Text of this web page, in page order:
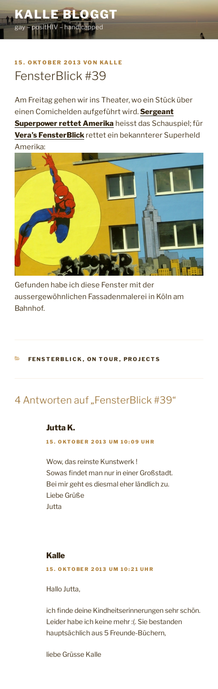
Inhalt
springen
KALLE BLOGGT
gay – positHIV – handicapped
VERÖFFENTLICHT
AM
15. OKTOBER 2013 VON KALLE
FensterBlick #39
Am Freitag gehen wir ins Theater, wo ein Stück über
einen Comichelden aufgeführt wird.Sergeant
Superpower rettet Amerika heisst das Schauspiel; für
Vera’s FensterBlick rettet ein bekannterer Superheld
Amerika:
Gefunden habe ich diese Fenster mit der
aussergewöhnlichen Fassadenmalerei in Köln am
Bahnhof.
KATEGORIEN
FENSTERBLICK , ON TOUR , PROJECTS
4 Antworten auf „FensterBlick #39“
Jutta K.
15. OKTOBER 2013 UM 10:09 UHR
Wow, das reinste Kunstwerk !
Sowas findet man nur in einer Großstadt.
Bei mir geht es diesmal eher ländlich zu.
Liebe Grüße
Jutta
Kalle
15. OKTOBER 2013 UM 10:21 UHR
Hallo Jutta,
ich finde deine Kindheitserinnerungen sehr schön.
Leider habe ich keine mehr :(. Sie bestanden
hauptsächlich aus 5 Freunde-Büchern,
liebe Grüsse Kalle